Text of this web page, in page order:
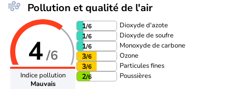
Pollution et qualité de l'air
4/6
Indice pollution
Mauvais
1/6 Dioxyde d'azote
1/6 Dioxyde de soufre
1/6 Monoxyde de carbone
3/6 Ozone
3/6 Particules fines
2/6 Poussières